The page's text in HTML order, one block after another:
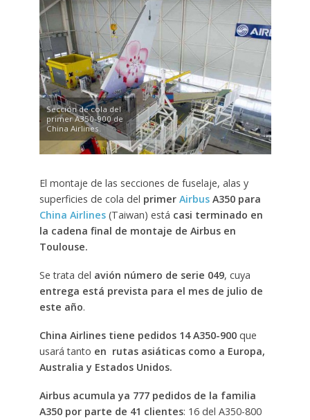
Sección de cola del
primer A350-900 de
China Airlines.
El montaje de las secciones de fuselaje, alas y
superficies de cola del primer AirbusA350 para
China Airlines(Taiwan) está casi terminado en
la cadena final de montaje de Airbus en
Toulouse.
Se trata del avión número de serie 049, cuya
entrega está prevista para el mes de julio de
este año.
China Airlines tiene pedidos 14 A350-900que
usará tanto en rutas asiáticas como a Europa,
Australia y Estados Unidos.
Airbus acumula ya 777 pedidos de la familia
A350 por parte de 41 clientes: 16 del A350-800